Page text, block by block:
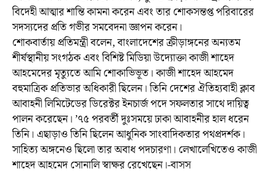
বিদেহী আত্মার শান্তি কামনা করেন এবং তার শোকসন্তপ্ত পরিবারের
সদস্যদের প্রতি গভীর সমবেদনা জ্ঞাপন করেন।
শোকবার্তায় প্রতিমন্ত্রী বলেন, বাংলাদেশের ক্রীড়াঙ্গনের অন্যতম
শীর্ষস্থানীয় সংগঠক এবং বিশিষ্ট মিডিয়া উদ্যোক্তা কাজী শাহেদ
আহমেদের মৃত্যুতে আমি শোকাভিভূত। কাজী শাহেদ আহমেদ
বহুমাত্রিক প্রতিভার অধিকারী ছিলেন। তিনি দেশের ঐতিহ্যবাহী ক্লাব
আবাহনী লিমিটেডের ডিরেক্টর ইনচার্জ পদে সফলতার সাথে দায়িত্ব
পালন করেছেন। ’৭৫ পরবর্তী দুঃসময়ে ঢাকা আবাহনীর হাল ধরেন
তিনি। এছাড়াও তিনি ছিলেন আধুনিক সাংবাদিকতার পথপ্রদর্শক।
সাহিত্য অঙ্গনেও ছিলো তার অবাধ পদচারণা। লেখালেখিতেও কাজী
শাহেদ আহমেদ সোনালি স্বাক্ষর রেখেছেন।-বাসস